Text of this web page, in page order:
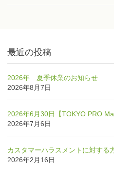
最近の投稿
2026年 夏季休業のお知らせ
2026年8月7日
2026年6月30日【TOKYO PRO
2026年7月6日
カスタマーハラスメントに対する
2026年2月16日